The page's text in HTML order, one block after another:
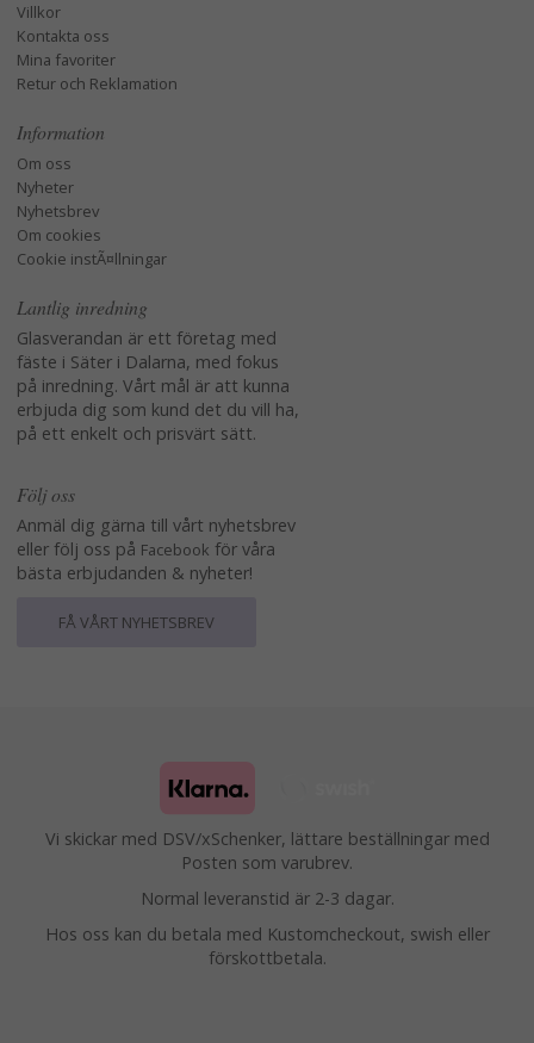
Villkor
Kontakta oss
Mina favoriter
Retur och Reklamation
Information
Om oss
Nyheter
Nyhetsbrev
Om cookies
Cookie instÃ¤llningar
Lantlig inredning
Glasverandan är ett företag med
fäste i Säter i Dalarna, med fokus
på inredning. Vårt mål är att kunna
erbjuda dig som kund det du vill ha,
på ett enkelt och prisvärt sätt.
Följ oss
Anmäl dig gärna till vårt nyhetsbrev
eller följ oss på Facebook för våra
bästa erbjudanden & nyheter!
FÅ VÅRT NYHETSBREV
Vi skickar med DSV/xSchenker, lättare beställningar med
Posten som varubrev.
Normal leveranstid är 2-3 dagar.
Hos oss kan du betala med Kustomcheckout, swish eller
förskottbetala.